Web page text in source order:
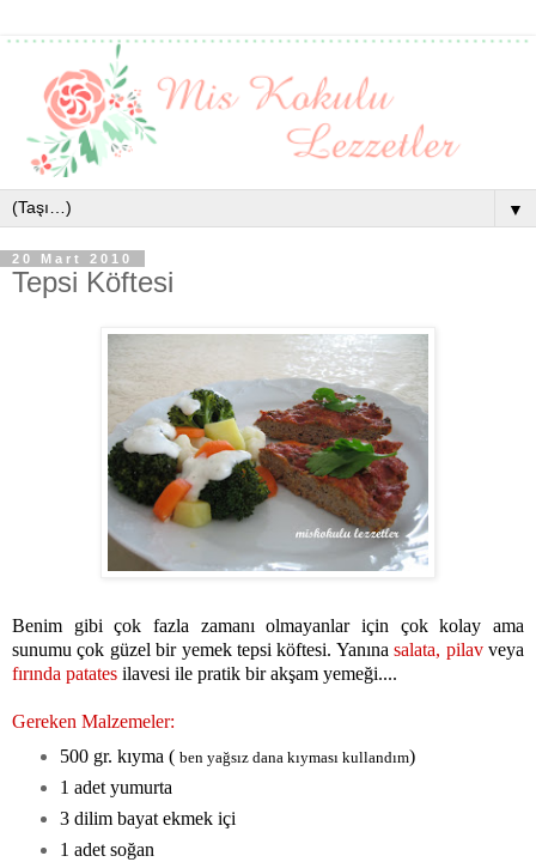
▼
20 Mart 2010
Tepsi Köftesi
Benim gibi çok fazla zamanı olmayanlar için çok kolay ama
sunumu çok güzel bir yemek tepsi köftesi. Yanınasalata, pilav veya
fırında patates ilavesi ile pratik bir akşam yemeği....
Gereken Malzemeler:
500 gr. kıyma ( ben yağsız dana kıyması kullandım)
1 adet yumurta
3 dilim bayat ekmek içi
1 adet soğan